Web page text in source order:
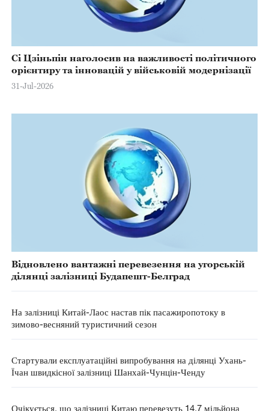
Сі Цзіньпін наголосив на важливості політичного
орієнтиру та інновацій у військовій модернізації
31-Jul-2026
Відновлено вантажні перевезення на угорській
ділянці залізниці Будапешт-Белград
На залізниці Китай-Лаос настав пік пасажиропотоку в
зимово-весняний туристичний сезон
Стартували експлуатаційні випробування на ділянці Ухань-
Їчан швидкісної залізниці Шанхай-Чунцін-Ченду
Очікується, що залізниці Китаю перевезуть 14,7 мільйона